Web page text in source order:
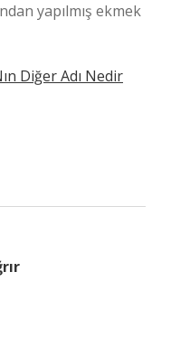
yapılmış ekmek
Diğer Adı Nedir